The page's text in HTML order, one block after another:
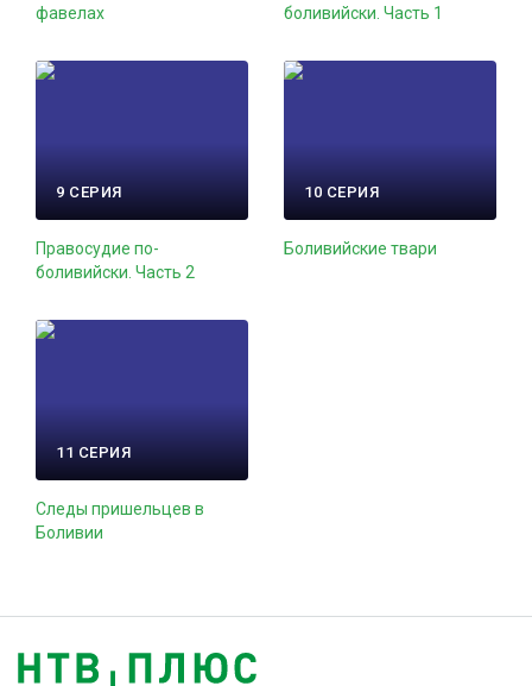
фавелах
боливийски. Часть 1
9 СЕРИЯ
Правосудие по-
боливийски. Часть 2
10 СЕРИЯ
Боливийские твари
11 СЕРИЯ
Следы пришельцев в
Боливии